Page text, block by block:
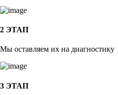
2 ЭТАП
Мы оставляем их на диагностику
3 ЭТАП